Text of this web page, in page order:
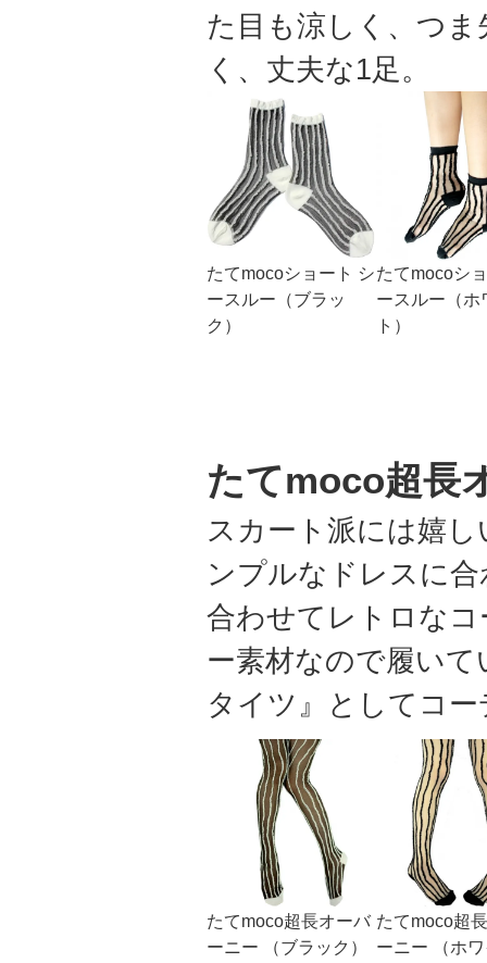
た目も涼しく、つ
く、丈夫な1足。
たてmocoショート シ
ースルー（ブラッ
ク）
たてmocoシ
ースルー（ホ
ト）
たてmoco超長
スカート派には嬉
ンプルなドレスに
合わせてレトロな
ー素材なので履い
タイツ』としてコ
たてmoco超長オーバ
ーニー （ブラック）
たてmoco超
ーニー （ホ